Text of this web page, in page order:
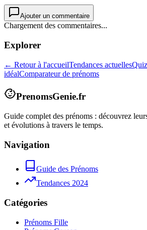
Ajouter un commentaire
Chargement des commentaires...
Explorer
← Retour à l'accueilTendances actuelles
idéalComparateur de prénoms
PrenomsGenie.fr
Guide complet des prénoms : découvrez
et évolutions à travers le temps.
Navigation
Guide des Prénoms
Tendances 2024
Catégories
Prénoms Fille